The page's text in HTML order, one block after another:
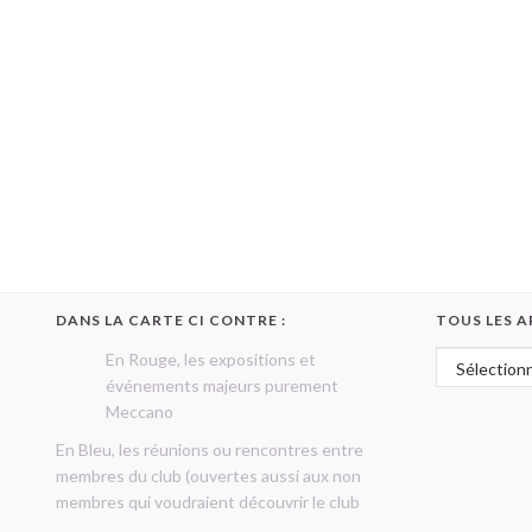
DANS LA CARTE CI CONTRE :
En Rouge, les expositions et
événements majeurs purement
Meccano
En Bleu, les réunions ou rencontres entre
membres du club (ouvertes aussi aux non
membres qui voudraient découvrir le club
TOUS LES
Tous les